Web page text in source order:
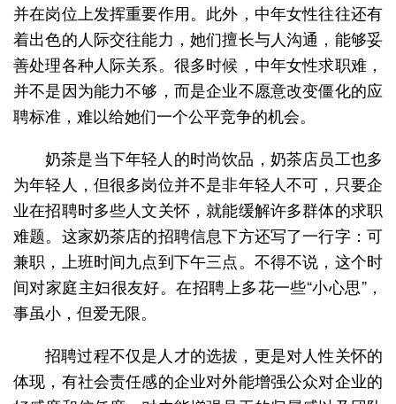
并在岗位上发挥重要作用。此外，中年女性往往还有
着出色的人际交往能力，她们擅长与人沟通，能够妥
善处理各种人际关系。很多时候，中年女性求职难，
并不是因为能力不够，而是企业不愿意改变僵化的应
聘标准，难以给她们一个公平竞争的机会。
奶茶是当下年轻人的时尚饮品，奶茶店员工也多
为年轻人，但很多岗位并不是非年轻人不可，只要企
业在招聘时多些人文关怀，就能缓解许多群体的求职
难题。这家奶茶店的招聘信息下方还写了一行字：可
兼职，上班时间九点到下午三点。不得不说，这个时
间对家庭主妇很友好。在招聘上多花一些“小心思”，
事虽小，但爱无限。
招聘过程不仅是人才的选拔，更是对人性关怀的
体现，有社会责任感的企业对外能增强公众对企业的